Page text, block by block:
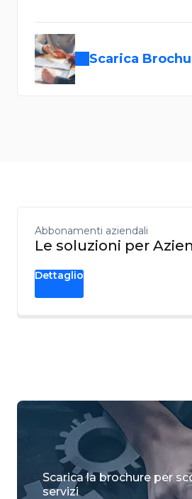
Scarica
Abbonamenti aziendali
Le soluzioni per
Dettaglio
Scarica la brochure per
servizi